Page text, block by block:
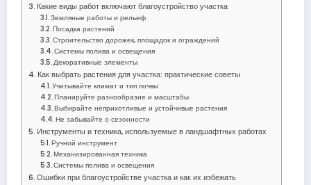
Какие виды работ включают благоустройство участка
Земляные работы и рельеф
Посадка растений
Строительство дорожек, площадок и ограждений
Системы полива и освещения
Декоративные элементы
Как выбрать растения для участка: практические советы
Учитывайте климат и тип почвы
Планируйте разнообразие и масштабы
Выбирайте неприхотливые и устойчивые растения
Не забывайте о сезонности
Инструменты и техника, используемые в ландшафтных работах
Ручной инструмент
Механизированная техника
Системы полива и освещения
Ошибки при благоустройстве участка и как их избежать